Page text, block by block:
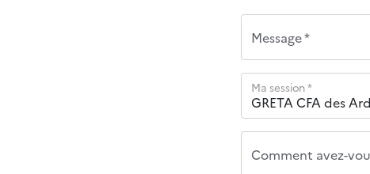
Message *
Ma session *
Comment avez-